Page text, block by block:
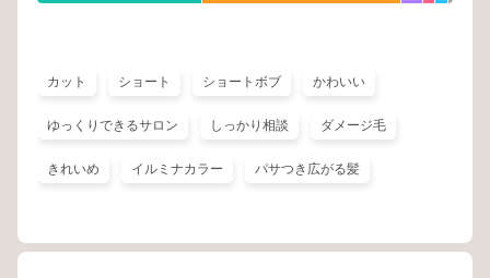
カット ショート ショートボブ かわいい
ゆっくりできるサロン しっかり相談 ダメージ毛
きれいめ イルミナカラー パサつき広がる髪